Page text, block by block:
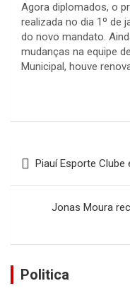
Agora diplomados, o
realizada no dia 1º de
do novo mandato.
mudanças na equipe
Municipal, houve
de
Piauí Esporte Clube
Jonas Moura
Politica